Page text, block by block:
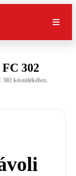
302
készülékéhez.